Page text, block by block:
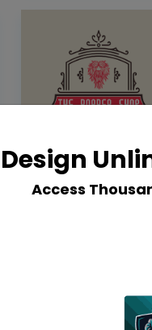
Design
Access